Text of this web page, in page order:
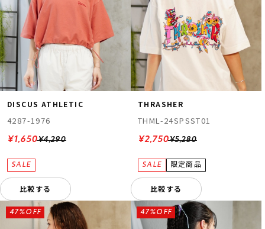
DISCUS ATHLETIC
4287-1976
¥4,290
¥1,650
比較する
THRASHER
THML-24SPSST01
¥5,280
¥2,750
比較する
47%OFF 47%OFF